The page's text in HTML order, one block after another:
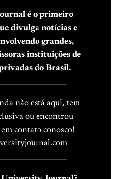
é o primeiro
divulga notícias e
grandes,
instituições de
do Brasil.
não está aqui, tem
ou encontrou
contato conosco!